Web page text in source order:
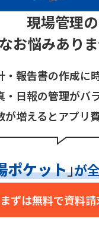
現場管理の
お悩みあり
・報告書の作成に
・日報の管理がバ
が増えるとアプリ
ポケット」
が
まずは無料で資料請